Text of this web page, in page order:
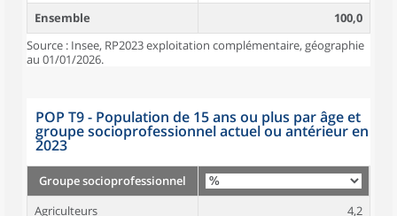
Ensemble
100,0
Source : Insee, RP2023 exploitation complémentaire, géographie
au 01/01/2026.
POP T9 - Population de 15 ans ou plus par âge et
groupe socioprofessionnel actuel ou antérieur en
2023
Groupe socioprofessionnel
Agriculteurs
4,2